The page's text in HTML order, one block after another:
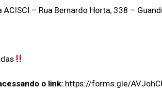
– Rua Bernardo Horta, 338 –
o link: https://forms.gle/